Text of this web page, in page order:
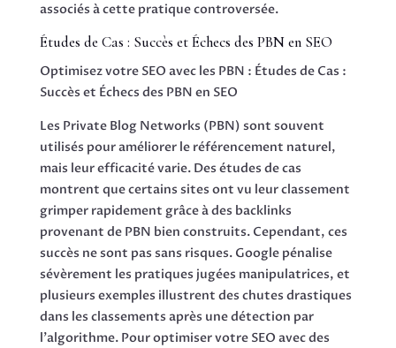
associés à cette pratique controversée.
Études de Cas : Succès et Échecs des PBN en SEO
Optimisez votre SEO avec les PBN : Études de Cas :
Succès et Échecs des PBN en SEO
Les Private Blog Networks (PBN) sont souvent
utilisés pour améliorer le référencement naturel,
mais leur efficacité varie. Des études de cas
montrent que certains sites ont vu leur classement
grimper rapidement grâce à des backlinks
provenant de PBN bien construits. Cependant, ces
succès ne sont pas sans risques. Google pénalise
sévèrement les pratiques jugées manipulatrices, et
plusieurs exemples illustrent des chutes drastiques
dans les classements après une détection par
l’algorithme. Pour optimiser votre SEO avec des